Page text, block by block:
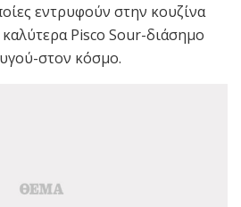
εντρυφούν στην κουζίνα
Pisco Sour-διάσημο
στον κόσμο.